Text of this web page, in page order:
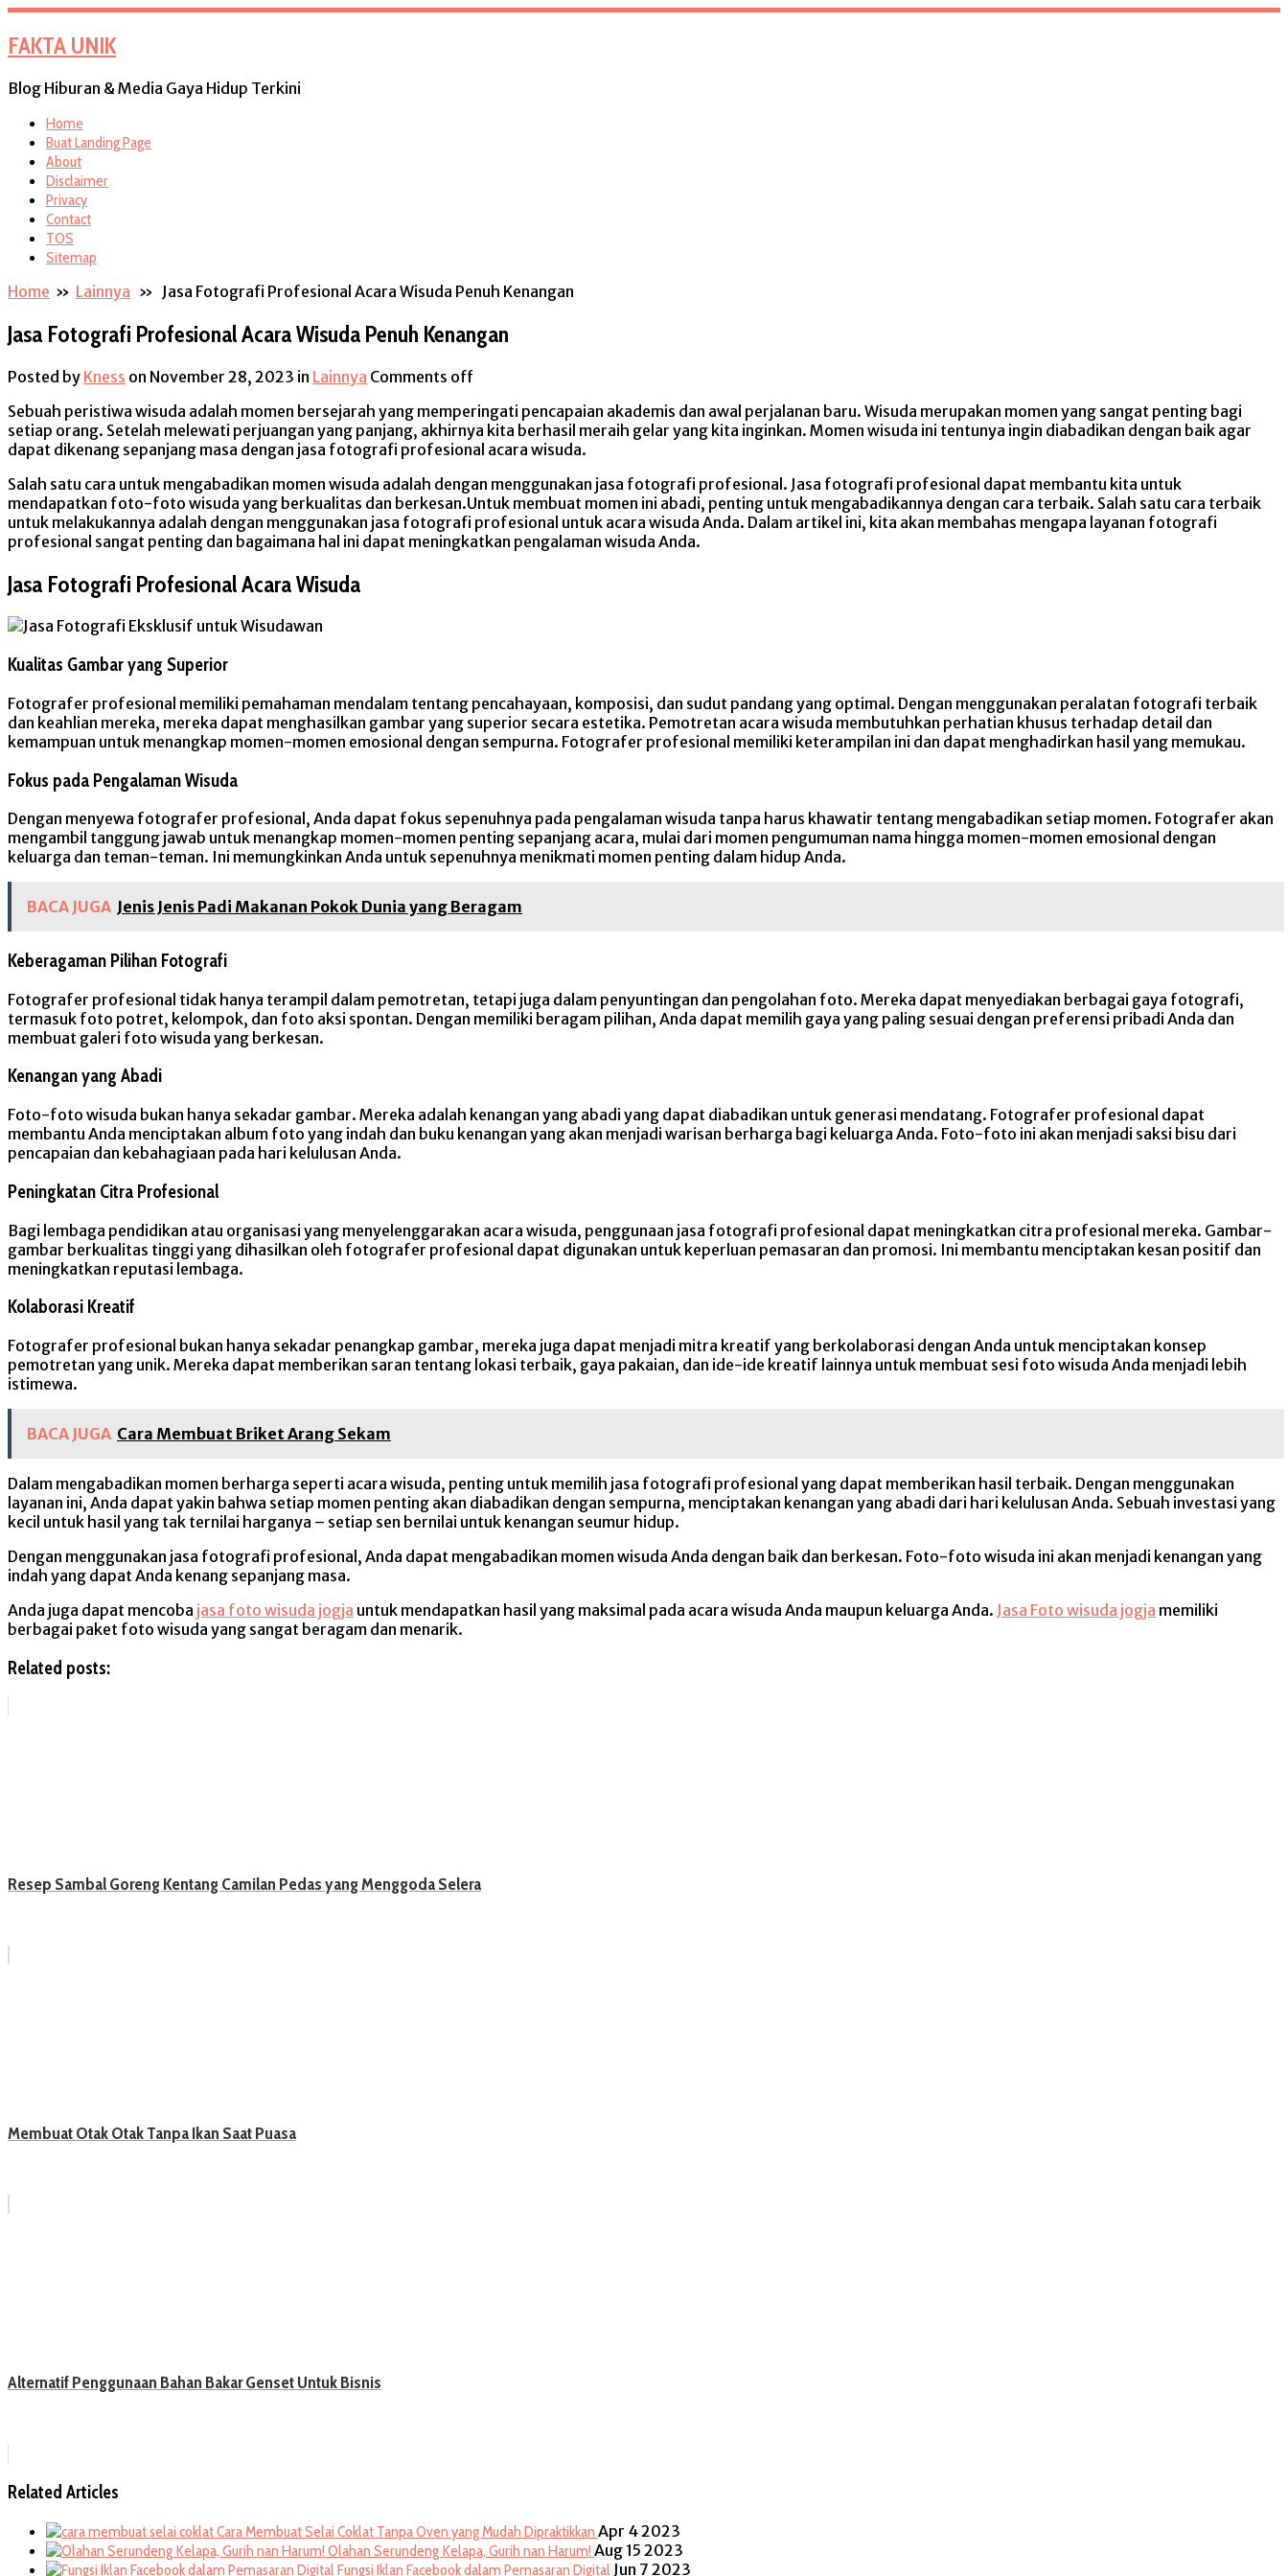
FAKTA UNIK
Blog Hiburan & Media Gaya Hidup Terkini
Home
Buat Landing Page
About
Disclaimer
Privacy
Contact
TOS
Sitemap
Home » Lainnya » Jasa Fotografi Profesional Acara Wisuda Penuh Kenangan
Jasa Fotografi Profesional Acara Wisuda Penuh Kenangan
Posted by Kness on November 28, 2023 in Lainnya Comments off
Sebuah peristiwa wisuda adalah momen bersejarah yang memperingati pencapaian akademis dan awal perjalanan baru. Wisuda merupakan momen yang sangat penting bagi
setiap orang. Setelah melewati perjuangan yang panjang, akhirnya kita berhasil meraih gelar yang kita inginkan. Momen wisuda ini tentunya ingin diabadikan dengan baik agar
dapat dikenang sepanjang masa dengan jasa fotografi profesional acara wisuda.
Salah satu cara untuk mengabadikan momen wisuda adalah dengan menggunakan jasa fotografi profesional. Jasa fotografi profesional dapat membantu kita untuk
mendapatkan foto-foto wisuda yang berkualitas dan berkesan.Untuk membuat momen ini abadi, penting untuk mengabadikannya dengan cara terbaik. Salah satu cara terbaik
untuk melakukannya adalah dengan menggunakan jasa fotografi profesional untuk acara wisuda Anda. Dalam artikel ini, kita akan membahas mengapa layanan fotografi
profesional sangat penting dan bagaimana hal ini dapat meningkatkan pengalaman wisuda Anda.
Jasa Fotografi Profesional Acara Wisuda
Kualitas Gambar yang Superior
Fotografer profesional memiliki pemahaman mendalam tentang pencahayaan, komposisi, dan sudut pandang yang optimal. Dengan menggunakan peralatan fotografi terbaik
dan keahlian mereka, mereka dapat menghasilkan gambar yang superior secara estetika. Pemotretan acara wisuda membutuhkan perhatian khusus terhadap detail dan
kemampuan untuk menangkap momen-momen emosional dengan sempurna. Fotografer profesional memiliki keterampilan ini dan dapat menghadirkan hasil yang memukau.
Fokus pada Pengalaman Wisuda
Dengan menyewa fotografer profesional, Anda dapat fokus sepenuhnya pada pengalaman wisuda tanpa harus khawatir tentang mengabadikan setiap momen. Fotografer akan
mengambil tanggung jawab untuk menangkap momen-momen penting sepanjang acara, mulai dari momen pengumuman nama hingga momen-momen emosional dengan
keluarga dan teman-teman. Ini memungkinkan Anda untuk sepenuhnya menikmati momen penting dalam hidup Anda.
BACA JUGA Jenis Jenis Padi Makanan Pokok Dunia yang Beragam
Keberagaman Pilihan Fotografi
Fotografer profesional tidak hanya terampil dalam pemotretan, tetapi juga dalam penyuntingan dan pengolahan foto. Mereka dapat menyediakan berbagai gaya fotografi,
termasuk foto potret, kelompok, dan foto aksi spontan. Dengan memiliki beragam pilihan, Anda dapat memilih gaya yang paling sesuai dengan preferensi pribadi Anda dan
membuat galeri foto wisuda yang berkesan.
Kenangan yang Abadi
Foto-foto wisuda bukan hanya sekadar gambar. Mereka adalah kenangan yang abadi yang dapat diabadikan untuk generasi mendatang. Fotografer profesional dapat
membantu Anda menciptakan album foto yang indah dan buku kenangan yang akan menjadi warisan berharga bagi keluarga Anda. Foto-foto ini akan menjadi saksi bisu dari
pencapaian dan kebahagiaan pada hari kelulusan Anda.
Peningkatan Citra Profesional
Bagi lembaga pendidikan atau organisasi yang menyelenggarakan acara wisuda, penggunaan jasa fotografi profesional dapat meningkatkan citra profesional mereka. Gambar-
gambar berkualitas tinggi yang dihasilkan oleh fotografer profesional dapat digunakan untuk keperluan pemasaran dan promosi. Ini membantu menciptakan kesan positif dan
meningkatkan reputasi lembaga.
Kolaborasi Kreatif
Fotografer profesional bukan hanya sekadar penangkap gambar, mereka juga dapat menjadi mitra kreatif yang berkolaborasi dengan Anda untuk menciptakan konsep
pemotretan yang unik. Mereka dapat memberikan saran tentang lokasi terbaik, gaya pakaian, dan ide-ide kreatif lainnya untuk membuat sesi foto wisuda Anda menjadi lebih
istimewa.
BACA JUGA Cara Membuat Briket Arang Sekam
Dalam mengabadikan momen berharga seperti acara wisuda, penting untuk memilih jasa fotografi profesional yang dapat memberikan hasil terbaik. Dengan menggunakan
layanan ini, Anda dapat yakin bahwa setiap momen penting akan diabadikan dengan sempurna, menciptakan kenangan yang abadi dari hari kelulusan Anda. Sebuah investasi yang
kecil untuk hasil yang tak ternilai harganya – setiap sen bernilai untuk kenangan seumur hidup.
Dengan menggunakan jasa fotografi profesional, Anda dapat mengabadikan momen wisuda Anda dengan baik dan berkesan. Foto-foto wisuda ini akan menjadi kenangan yang
indah yang dapat Anda kenang sepanjang masa.
Anda juga dapat mencoba jasa foto wisuda jogja untuk mendapatkan hasil yang maksimal pada acara wisuda Anda maupun keluarga Anda. Jasa Foto wisuda jogja memiliki
berbagai paket foto wisuda yang sangat beragam dan menarik.
Related posts:
Resep Sambal Goreng Kentang Camilan Pedas yang Menggoda Selera
Membuat Otak Otak Tanpa Ikan Saat Puasa
Alternatif Penggunaan Bahan Bakar Genset Untuk Bisnis
Related Articles
Cara Membuat Selai Coklat Tanpa Oven yang Mudah Dipraktikkan Apr 4 2023
Olahan Serundeng Kelapa, Gurih nan Harum! Aug 15 2023
Fungsi Iklan Facebook dalam Pemasaran Digital Jun 7 2023